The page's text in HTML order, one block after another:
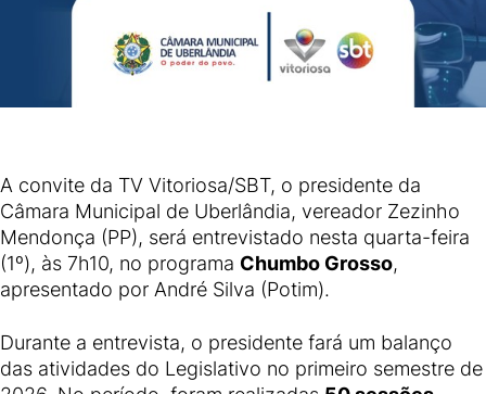
A convite da TV Vitoriosa/SBT, o presidente da
Câmara Municipal de Uberlândia, vereador Zezinho
Mendonça (PP), será entrevistado nesta quarta-feira
(1º), às 7h10, no programa Chumbo Grosso,
apresentado por André Silva (Potim).
Durante a entrevista, o presidente fará um balanço
das atividades do Legislativo no primeiro semestre de